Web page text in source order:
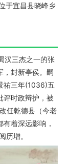
于宜昌县晓峰乡
汉三杰之一的张
，封新亭侯。嗣
祐三年(1036)五
评时政辩护，被
任乾德县（今老
着深远影响，
历增。